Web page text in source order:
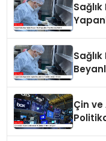
Sağlık
Çin ve